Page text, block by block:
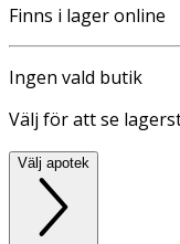
Finns i lager online
Ingen vald butik
Välj för att se
Välj apotek